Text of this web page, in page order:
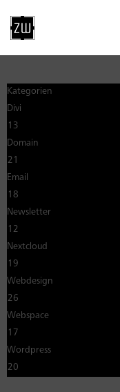
Kategorien
Divi
13
Domain
21
Email
18
Newsletter
12
Nextcloud
19
Webdesign
26
Webspace
17
Wordpress
20